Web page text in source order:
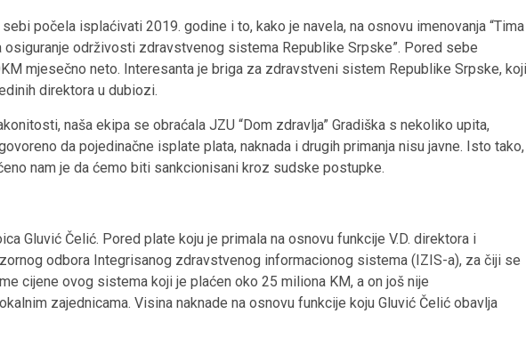
počela isplaćivati 2019. godine i to, kako je navela, na osnovu imenovanja “Tima
osiguranje održivosti zdravstvenog sistema Republike Srpske”. Pored sebe
mjesečno neto. Interesanta je briga za zdravstveni sistem Republike Srpske, koji
direktora u dubiozi.
naša ekipa se obraćala JZU “Dom zdravlja” Gradiška s nekoliko upita,
da pojedinačne isplate plata, naknada i drugih primanja nisu javne. Isto tako,
nam je da ćemo biti sankcionisani kroz sudske postupke.
Gluvić Čelić. Pored plate koju je primala na osnovu funkcije V.D. direktora i
odbora Integrisanog zdravstvenog informacionog sistema (IZIS-a), za čiji se
cijene ovog sistema koji je plaćen oko 25 miliona KM, a on još nije
zajednicama. Visina naknade na osnovu funkcije koju Gluvić Čelić obavlja